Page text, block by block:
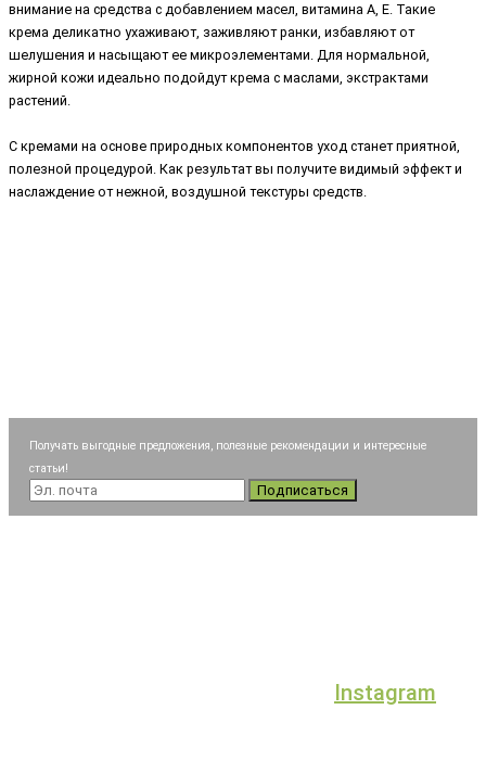
внимание на средства с добавлением масел, витамина А, Е. Такие
крема деликатно ухаживают, заживляют ранки, избавляют от
шелушения и насыщают ее микроэлементами. Для нормальной,
жирной кожи идеально подойдут крема с маслами, экстрактами
растений.
С кремами на основе природных компонентов уход станет приятной,
полезной процедурой. Как результат вы получите видимый эффект и
наслаждение от нежной, воздушной текстуры средств.
Получать выгодные предложения, полезные рекомендации и интересные
статьи!
Подписаться
Instagram